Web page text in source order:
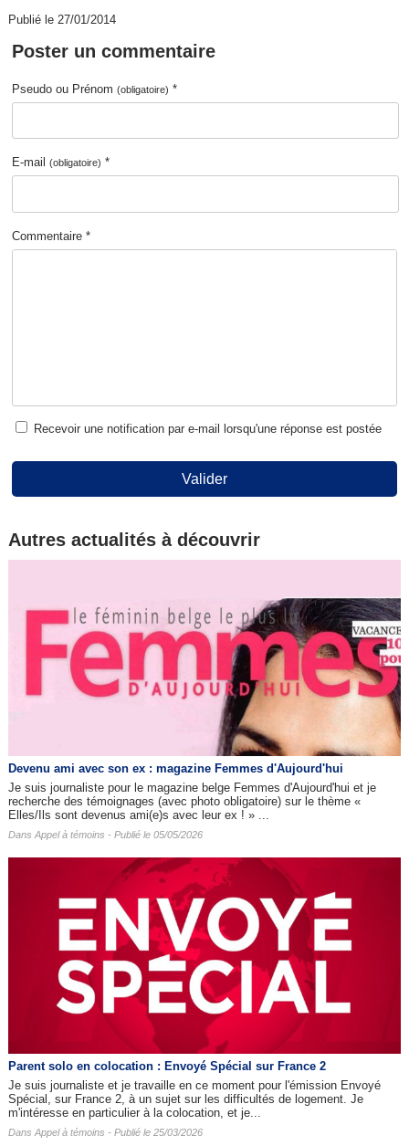
Publié le 27/01/2014
Poster un commentaire
Pseudo ou Prénom(obligatoire) *
E-mail(obligatoire) *
Commentaire *
Recevoir une notification par e-mail lorsqu'une réponse est postée
Valider
Autres actualités à découvrir
Devenu ami avec son ex : magazine Femmes d'Aujourd'hui
Je suis journaliste pour le magazine belge Femmes d'Aujourd'hui et je
recherche des témoignages (avec photo obligatoire) sur le thème «
Elles/Ils sont devenus ami(e)s avec leur ex ! » ...
Dans Appel à témoins - Publié le 05/05/2026
Parent solo en colocation : Envoyé Spécial sur France 2
Je suis journaliste et je travaille en ce moment pour l'émission Envoyé
Spécial, sur France 2, à un sujet sur les difficultés de logement. Je
m'intéresse en particulier à la colocation, et je...
Dans Appel à témoins - Publié le 25/03/2026